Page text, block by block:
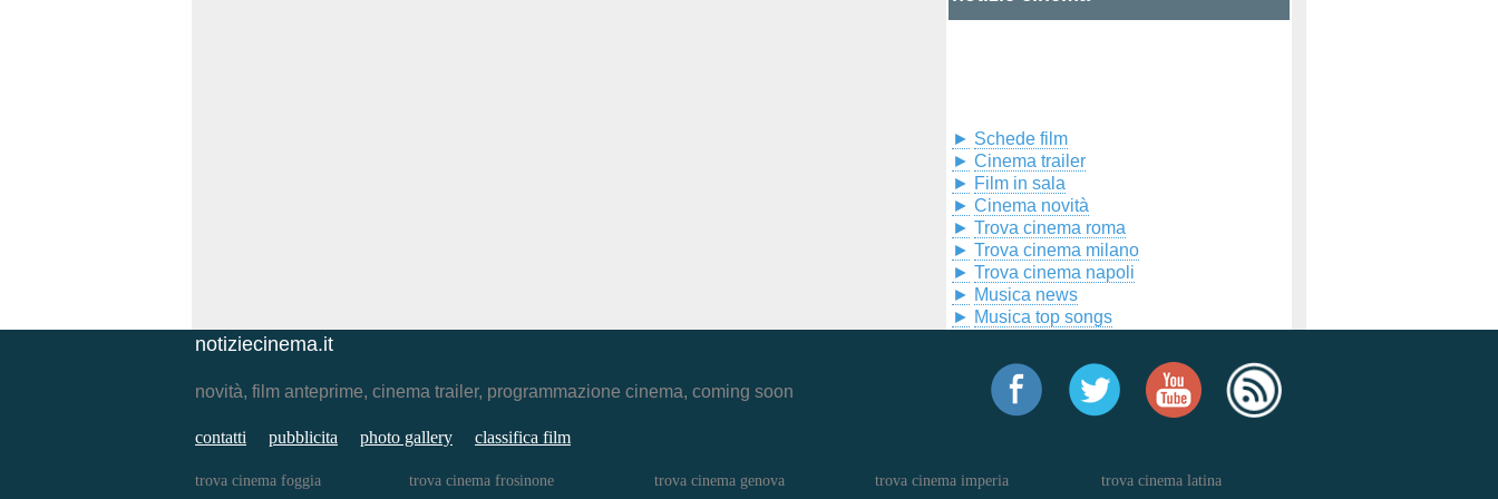
► Schede film
► Cinema trailer
► Film in sala
► Cinema novità
► Trova cinema roma
► Trova cinema milano
► Trova cinema napoli
► Musica news
► Musica top songs
notiziecinema.it
novità, film anteprime, cinema trailer, programmazione cinema, coming soon
contatti pubblicita photo gallery classifica film
trova cinema foggia trova cinema frosinone trova cinema genova trova cinema imperia trova cinema latina